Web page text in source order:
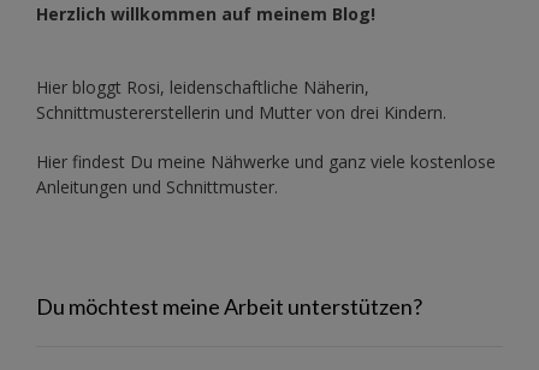
Herzlich willkommen auf meinem Blog!
Hier bloggt Rosi, leidenschaftliche Näherin,
Schnittmustererstellerin und Mutter von drei Kindern.
Hier findest Du meine Nähwerke und ganz viele kostenlose
Anleitungen und Schnittmuster.
Du möchtest meine Arbeit unterstützen?